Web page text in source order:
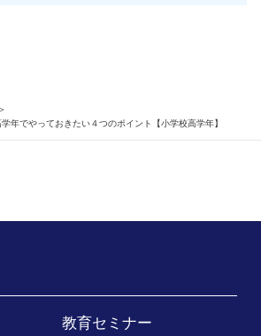
＞
年でやっておきたい４つのポイント【小学校高学年】
教育セミナー